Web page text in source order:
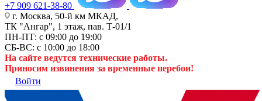
+7 909 621-38-80
г. Москва, 50-й км МКАД,
ТК "Ангар", 1 этаж, пав. Т-01/1
ПН-ПТ: с 09:00 до 19:00
СБ-ВС: с 10:00 до 18:00
На сайте ведутся технические работы.
Приносим извинения за временные перебои!
Войти